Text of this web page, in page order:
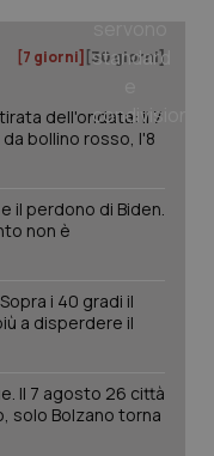
[7 giorni] [30 giorni]
dell'ondata: il 7
bollino rosso, l'8
il perdono di Biden.
non è
i 40 gradi il
a disperdere il
Il 7 agosto 26 città
solo Bolzano torna